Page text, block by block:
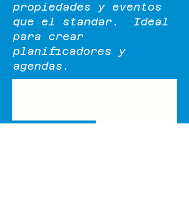
propiedades y eventos
que el standar. Ideal
para crear
planificadores y
agendas.